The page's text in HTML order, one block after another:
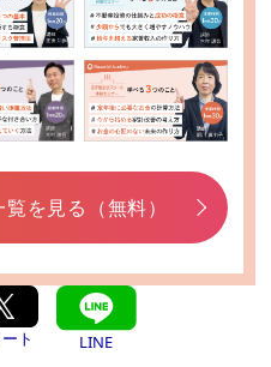
を見る（無料）
ト LINE